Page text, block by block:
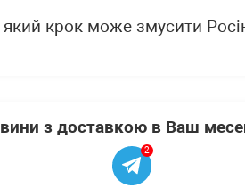
крок може змусити
з доставкою в Ваш
2